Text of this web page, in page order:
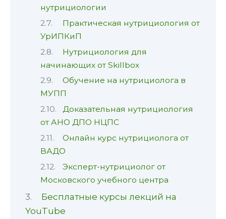
нутрициологии
Практическая нутрициология от
УрИПКиП
Нутрициология для
начинающих от Skillbox
Обучение на нутрициолога в
МУПП
Доказательная нутрициология
от АНО ДПО НЦПС
Онлайн курс нутрициолога от
ВАДО
Эксперт-нутрициолог от
Московского учебного центра
Бесплатные курсы лекций на
YouTube